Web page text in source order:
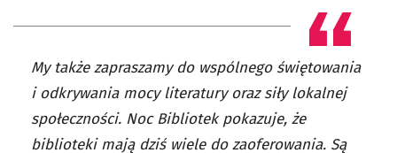
My także zapraszamy do wspólnego świętowania
i odkrywania mocy literatury oraz siły lokalnej
społeczności. Noc Bibliotek pokazuje, że
biblioteki mają dziś wiele do zaoferowania. Są